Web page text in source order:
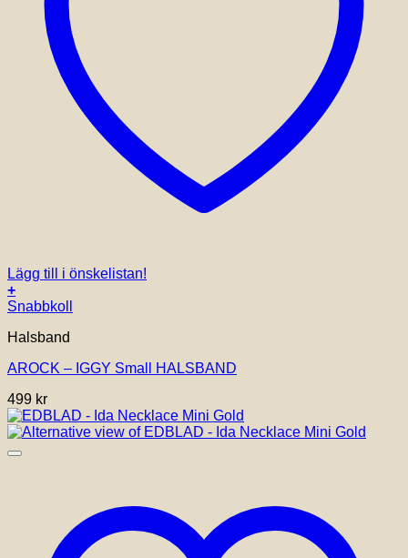
Lägg till i önskelistan!
+
Snabbkoll
Halsband
AROCK – IGGY Small HALSBAND
499 kr